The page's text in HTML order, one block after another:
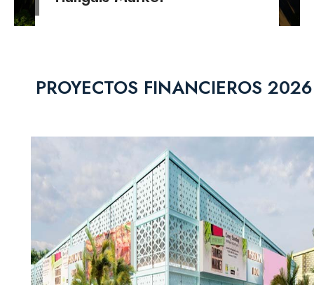
PROYECTOS FINANCIEROS 2026